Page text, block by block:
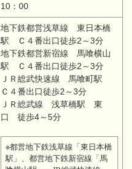
10：00
地下鉄都営浅草線 東日本橋
駅 Ｃ４番出口徒歩2～3分
地下鉄都営新宿線 馬喰横山
駅 Ｃ４番出口徒歩2～3分
ＪＲ総武快速線 馬喰町駅
Ｃ４番出口徒歩2～3分
ＪＲ総武線 浅草橋駅 東
口 徒歩4～5分
※都営地下鉄浅草線「東日本橋
駅」、都営地下鉄新宿線「馬